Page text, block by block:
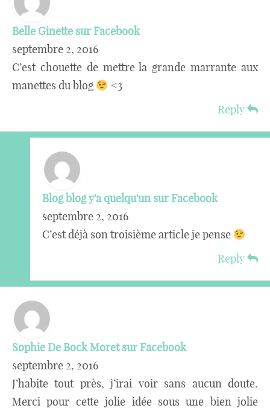
Belle Ginette sur Facebook
septembre 2, 2016
C’est chouette de mettre la grande marrante aux
manettes du blog
<3
Reply
Blog blog y'a quelqu'un sur Facebook
septembre 2, 2016
C’est déjà son troisième article je pense
Reply
Sophie De Bock Moret sur Facebook
septembre 2, 2016
J’habite tout près, j’irai voir sans aucun doute.
Merci pour cette jolie idée sous une bien jolie